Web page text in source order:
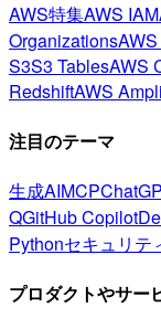
AWS特集AWS IAM
Organizations
S3S3 TablesAWS
RedshiftAWS
注目のテーマ
生成AIMCP
QGitHub Copilot
Pythonセキュリテ
プロダクトやサー